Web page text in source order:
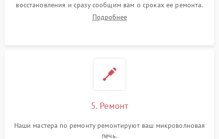
восстановления и сразу сообщим вам о сроках ее ремонта.
Подробнее
5. Ремонт
Наши мастера по ремонту ремонтируют ваш микроволновая
печь.